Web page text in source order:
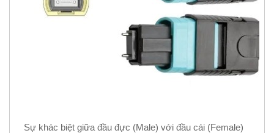
Sự khác biệt giữa đầu đực (Male) với đầu cái (Female)